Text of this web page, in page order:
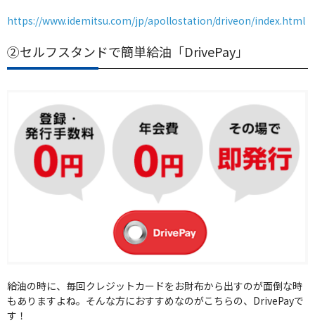
https://www.idemitsu.com/jp/apollostation/driveon/index.html
②セルフスタンドで簡単給油「DrivePay」
給油の時に、毎回クレジットカードをお財布から出すのが面倒な時
もありますよね。そんな方におすすめなのがこちらの、DrivePayで
す！